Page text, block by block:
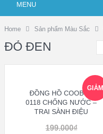
MENU
Home Sản phẩm Màu Sắc
ĐỎ ĐEN
GIẢM
ĐỒNG HỒ COOBOS
0118 CHỐNG NƯỚC –
TRAI SÀNH ĐIỆU
199.000₫